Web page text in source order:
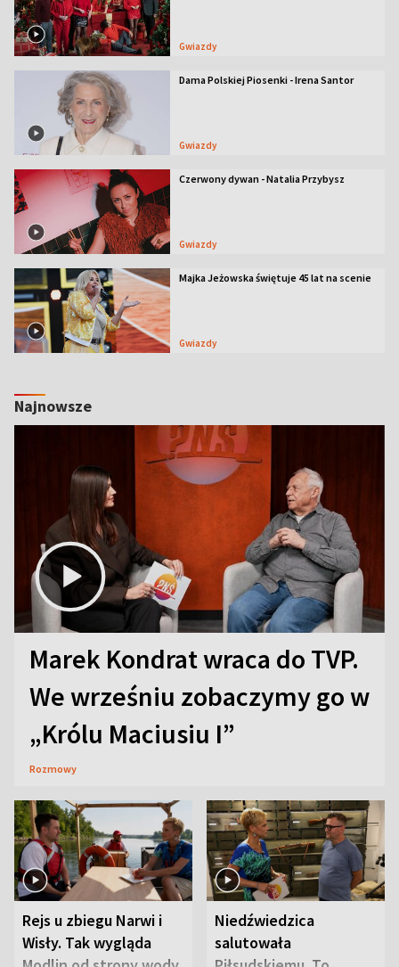
Gwiazdy
Dama Polskiej Piosenki - Irena Santor
Gwiazdy
Czerwony dywan - Natalia Przybysz
Gwiazdy
Majka Jeżowska świętuje 45 lat na scenie
Gwiazdy
Najnowsze
Marek Kondrat wraca do TVP.
We wrześniu zobaczymy go w
„Królu Maciusiu I”
Rozmowy
Rejs u zbiegu Narwi i
Wisły. Tak wygląda
Niedźwiedzica
salutowała